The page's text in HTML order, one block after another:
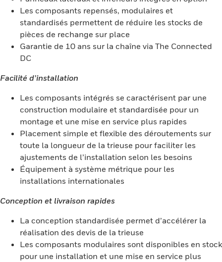
Les composants repensés, modulaires et
standardisés permettent de réduire les stocks de
pièces de rechange sur place
Garantie de 10 ans sur la chaîne via The Connected
DC
Facilité d’installation
Les composants intégrés se caractérisent par une
construction modulaire et standardisée pour un
montage et une mise en service plus rapides
Placement simple et flexible des déroutements sur
toute la longueur de la trieuse pour faciliter les
ajustements de l’installation selon les besoins
Équipement à système métrique pour les
installations internationales
Conception et livraison rapides
La conception standardisée permet d’accélérer la
réalisation des devis de la trieuse
Les composants modulaires sont disponibles en stock
pour une installation et une mise en service plus